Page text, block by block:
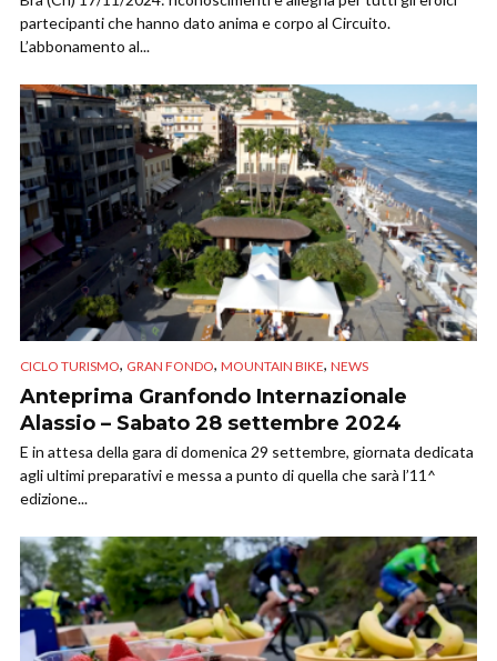
partecipanti che hanno dato anima e corpo al Circuito.
L’abbonamento al...
CICLO TURISMO, GRAN FONDO, MOUNTAIN BIKE, NEWS
Anteprima Granfondo Internazionale
Alassio – Sabato 28 settembre 2024
E in attesa della gara di domenica 29 settembre, giornata dedicata
agli ultimi preparativi e messa a punto di quella che sarà l’11^
edizione...